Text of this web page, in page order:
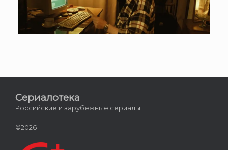
Сериалотека
Российские и зарубежные сериалы
©2026